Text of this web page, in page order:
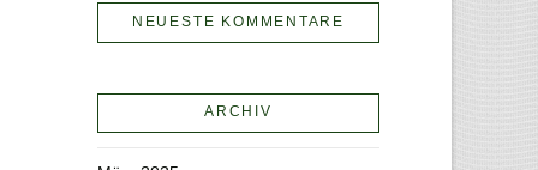
NEUESTE KOMMENTARE
ARCHIV